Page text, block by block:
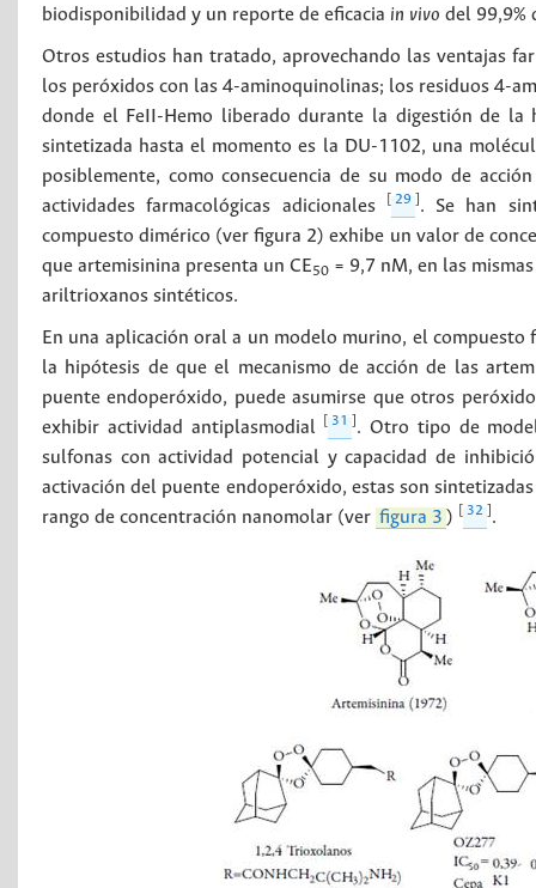
biodisponibilidad y un reporte de eficacia in vivo del 99,9%
Otros estudios han tratado, aprovechando las ventajas
los peróxidos con las 4-aminoquinolinas; los residuos 4-
donde el FeII-Hemo liberado durante la digestión de
sintetizada hasta el momento es la DU-1102, una
posiblemente, como consecuencia de su modo de
actividades farmacológicas adicionales
29
. Se han
compuesto dimérico (ver figura 2) exhibe un valor de
que artemisinina presenta un CE50 = 9,7 nM, en las
ariltrioxanos sintéticos.
En una aplicación oral a un modelo murino, el compuesto
la hipótesis de que el mecanismo de acción de las
puente endoperóxido, puede asumirse que otros
exhibir actividad antiplasmodial
31
. Otro tipo de
sulfonas con actividad potencial y capacidad de
activación del puente endoperóxido, estas son
rango de concentración nanomolar (ver figura 3 ) 32 .